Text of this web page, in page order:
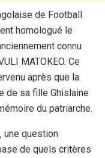
de Football
homologué le
connu
MATOKEO. Ce
après que la
de sa fille Ghislaine
du patriarche.
une question
de quels critères